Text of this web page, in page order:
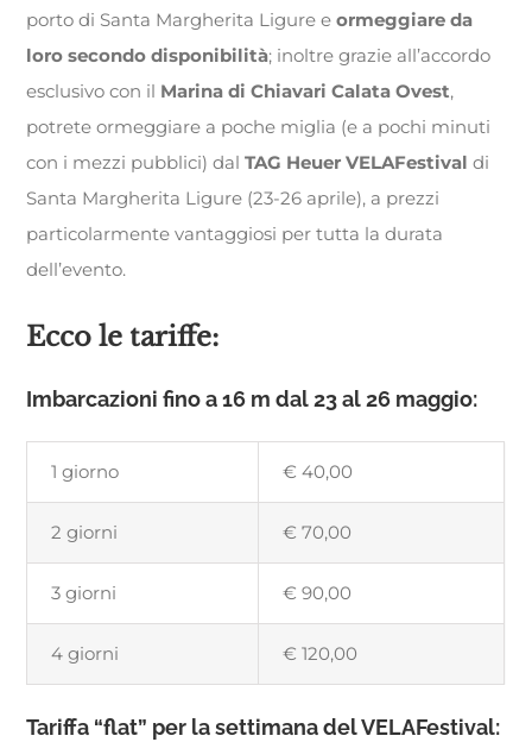
porto di Santa Margherita Ligure eormeggiare da
loro secondo disponibilità; inoltre grazie all’accordo
esclusivo con il Marina di Chiavari Calata Ovest,
potrete ormeggiare a poche miglia (e a pochi minuti
con i mezzi pubblici) dalTAG Heuer VELAFestival di
Santa Margherita Ligure (23-26 aprile), a prezzi
particolarmente vantaggiosi per tutta la durata
dell’evento.
Ecco le tariffe:
Imbarcazioni fino a 16 m dal 23 al 26 maggio:
1 giorno € 40,00
2 giorni € 70,00
3 giorni € 90,00
4 giorni € 120,00
Tariffa “flat” per la settimana del VELAFestival: